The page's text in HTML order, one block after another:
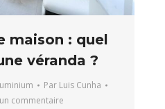
maison : quel
véranda ?
Par Luis Cunha
commentaire